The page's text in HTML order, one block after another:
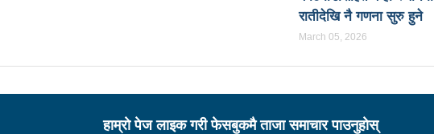
सेभेन स्टार टेलिभिजनको सम्पादकमा शर्मा
भारतमा
रातीदेखि नै गणना सुरु हुने
March 05, 2026
हाम्राे पेज लाइक गरी फेसबुकमै ताजा समाचार पाउनुहाेस्